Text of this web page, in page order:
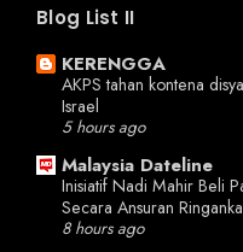
Blog List II
KERENGGA
AKPS tahan kontena
Israel
5 hours ago
Malaysia Dateline
Inisiatif Nadi Mahir Beli
Secara Ansuran
8 hours ago